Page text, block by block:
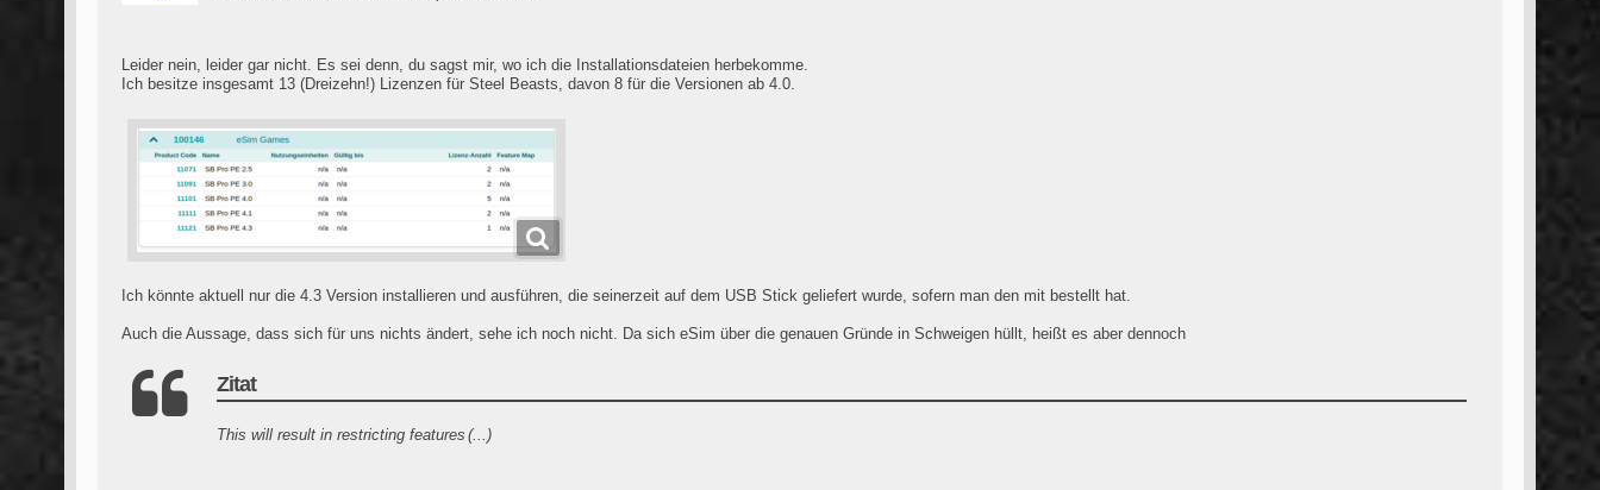
Leider nein, leider gar nicht. Es sei denn, du sagst mir, wo ich die Installationsdateien herbekomme.
Ich besitze insgesamt 13 (Dreizehn!) Lizenzen für Steel Beasts, davon 8 für die Versionen ab 4.0.
Ich könnte aktuell nur die 4.3 Version installieren und ausführen, die seinerzeit auf dem USB Stick geliefert wurde, sofern man den mit bestellt hat.
Auch die Aussage, dass sich für uns nichts ändert, sehe ich noch nicht. Da sich eSim über die genauen Gründe in Schweigen hüllt, heißt es aber dennoch
Zitat
This will result in restricting features (...)